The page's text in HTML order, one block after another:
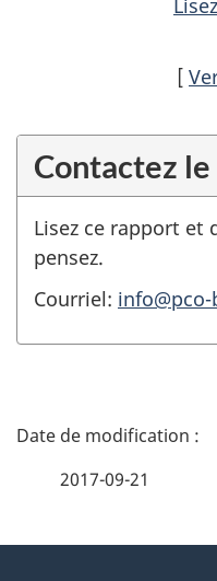
[
Contactez
Lisez ce rapport et
pensez.
Courriel:
D
2017-09-21